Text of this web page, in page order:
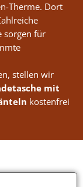
Therme. Dort
sorgen für
stellen wir
mit
kostenfrei